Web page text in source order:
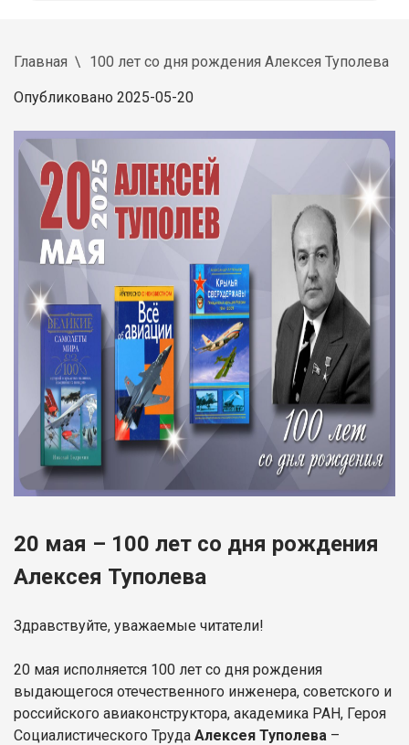
Главная 100 лет со дня рождения Алексея Туполева
Опубликовано 2025-05-20
20 мая – 100 лет со дня рождения
Алексея Туполева
Здравствуйте, уважаемые читатели!
20 мая исполняется 100 лет со дня рождения
выдающегося отечественного инженера, советского и
российского авиаконструктора, академика РАН, Героя
Социалистического Труда Алексея Туполева –